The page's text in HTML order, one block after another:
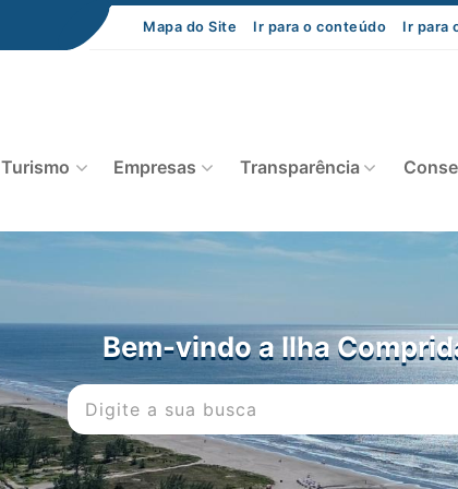
Mapa do Site Ir para o conteúdo Ir para
Turismo Empresas Transparência
Bem-vindo a Ilha